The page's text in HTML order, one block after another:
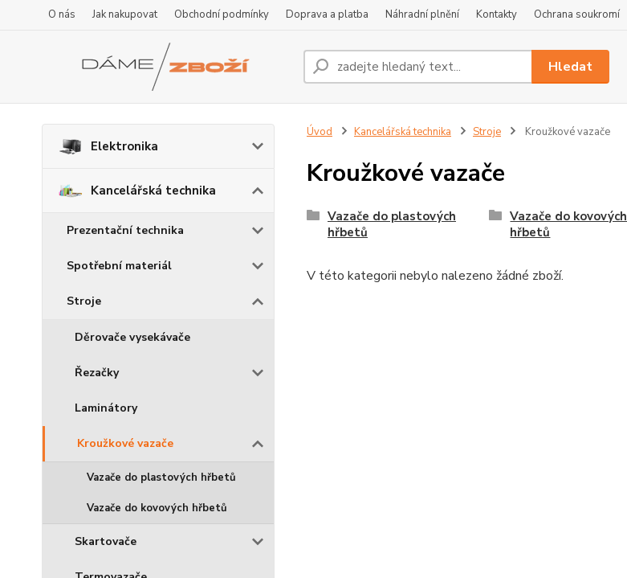
O nás Jak nakupovat Obchodní podmínky Doprava a platba Náhradní plnění Kontakty Ochrana soukromí
Hledat
Elektronika
Kancelářská technika
Prezentační technika
Spotřební materiál
Stroje
Děrovače vysekávače
Řezačky
Laminátory
Kroužkové vazače
Vazače do plastových hřbetů
Vazače do kovových hřbetů
Skartovače
Úvod Kancelářská technika Stroje Kroužkové vazače
Kroužkové vazače
Vazače do plastových
hřbetů
Vazače do kovových
hřbetů
V této kategorii nebylo nalezeno žádné zboží.